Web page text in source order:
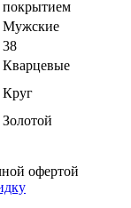
покрытием
Мужские
38
Кварцевые
Круг
Золотой
офертой